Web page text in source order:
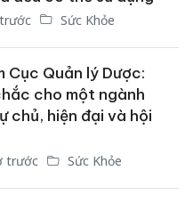
Sức Khỏe
Cục Quản lý Dược:
cho một ngành
chủ, hiện đại và hội
trước Sức Khỏe